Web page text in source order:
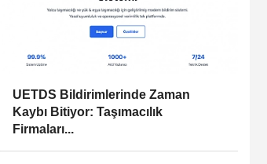
UETDS Bildirimlerinde Zaman
Kaybı Bitiyor: Taşımacılık
Firmaları...